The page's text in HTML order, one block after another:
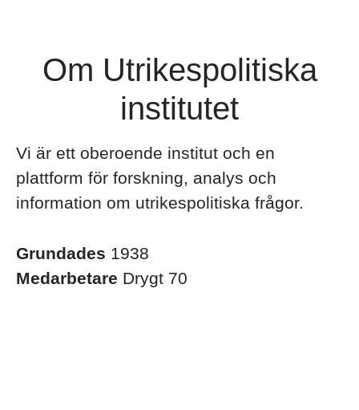
Om Utrikespolitiska
institutet
Vi är ett oberoende institut och en
plattform för forskning, analys och
information om utrikespolitiska frågor.
Grundades 1938
Medarbetare Drygt 70